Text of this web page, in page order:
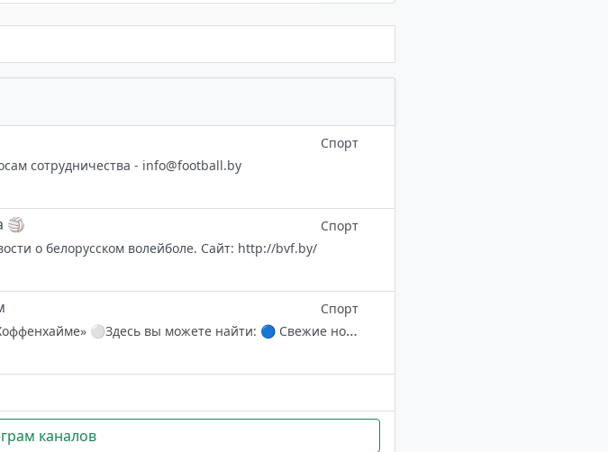
Спорт
сотрудничества - info@football.by
🏐
Спорт
о белорусском волейболе. Сайт: http://bvf.by/
Спорт
😎Первый русскоязычный тг-канал о «Хоффенхайме» ⚪Здесь вы можете найти: 🔵 Свежие новости 🔵Слухи 🔵Фото 🔵Видеообзоры 🔵И многое другое
каналов